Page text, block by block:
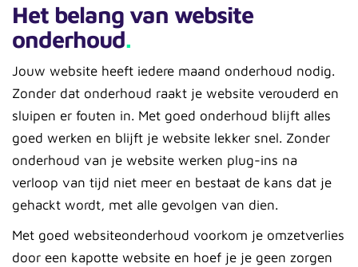
Het belang van website
onderhoud.
Jouw website heeft iedere maand onderhoud nodig.
Zonder dat onderhoud raakt je website verouderd en
sluipen er fouten in. Met goed onderhoud blijft alles
goed werken en blijft je website lekker snel. Zonder
onderhoud van je website werken plug-ins na
verloop van tijd niet meer en bestaat de kans dat je
gehackt wordt, met alle gevolgen van dien.
Met goed websiteonderhoud voorkom je omzetverlies
door een kapotte website en hoef je je geen zorgen